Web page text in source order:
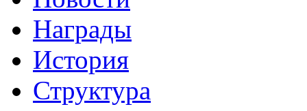
Награды
История
Структура